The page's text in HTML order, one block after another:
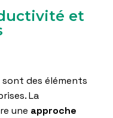
et
des éléments
La
une approche